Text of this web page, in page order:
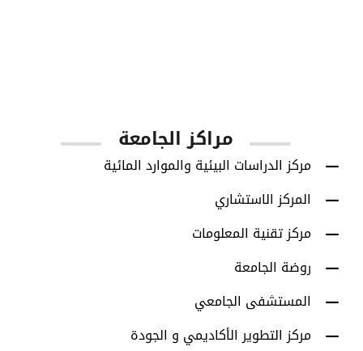
مراكز الجامعة
مركز الدراسات البيئية والموارد المائية
المركز الاستشاري
مركز تقنية المعلومات
روضة الجامعة
المستشفى الجامعي
مركز التطوير الأكاديمي و الجودة